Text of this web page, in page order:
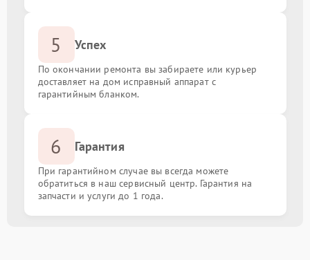
5 Успех
По окончании ремонта вы забираете или курьер
доставляет на дом исправный аппарат с
гарантийным бланком.
6 Гарантия
При гарантийном случае вы всегда можете
обратиться в наш сервисный центр. Гарантия на
запчасти и услуги до 1 года.